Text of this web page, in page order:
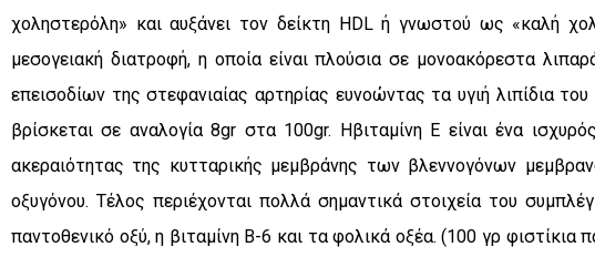
χοληστερόλη» και αυξάνει τον δείκτη HDL ή γνωστού ως «καλή
μεσογειακή διατροφή, η οποία είναι πλούσια σε μονοακόρεστα
επεισοδίων της στεφανιαίας αρτηρίας ευνοώντας τα υγιή λιπίδια
βρίσκεται σε αναλογία 8gr στα 100gr. Hβιταμίνη Ε είναι ένα
ακεραιότητας της κυτταρικής μεμβράνης των βλεννογόνων
οξυγόνου. Τέλος περιέχονται πολλά σημαντικά στοιχεία του
παντοθενικό οξύ, η βιταμίνη Β-6 και τα φολικά οξέα. (100 γρ φιστίκια